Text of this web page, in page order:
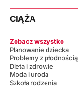
CIĄŻA
Zobacz wszystko
Planowanie dziecka
Problemy z płodnością
Dieta i zdrowie
Moda i uroda
Szkoła rodzenia